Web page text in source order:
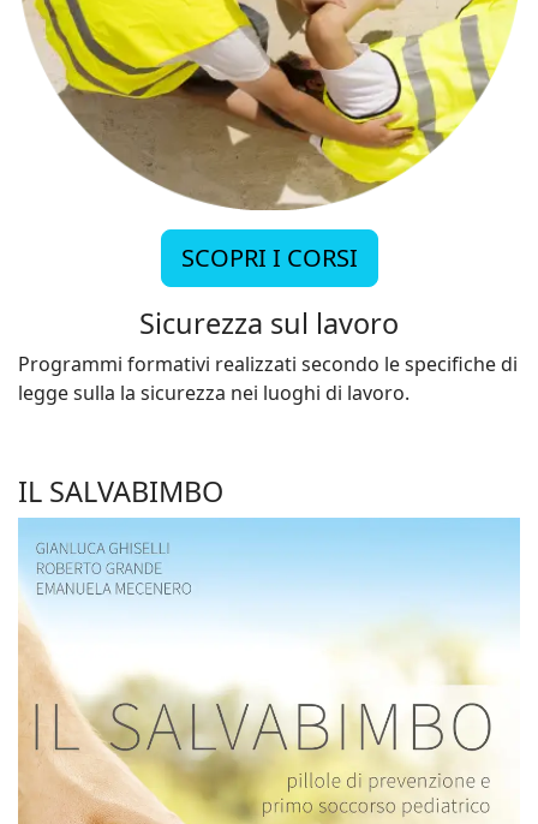
SCOPRI I CORSI
Sicurezza sul lavoro
Programmi formativi realizzati secondo le specifiche di
legge sulla la sicurezza nei luoghi di lavoro.
IL SALVABIMBO